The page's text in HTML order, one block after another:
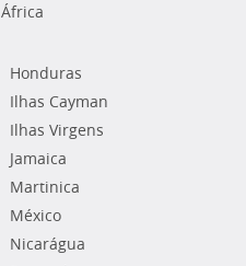
África
Honduras
Ilhas Cayman
Ilhas Virgens
Jamaica
Martinica
México
Nicarágua